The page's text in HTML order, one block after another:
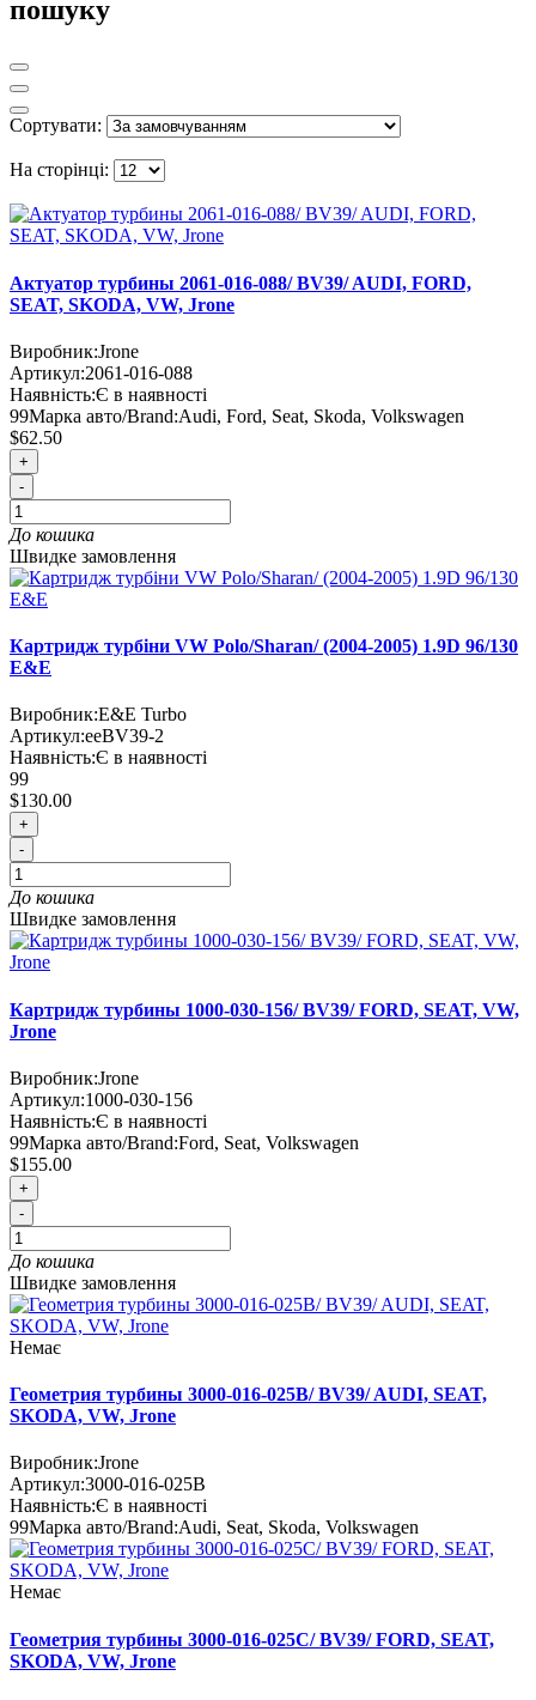
пошуку
Сортувати:
На сторінці:
Актуатор турбины 2061-016-088/ BV39/ AUDI, FORD,
SEAT, SKODA, VW, Jrone
Виробник:Jrone
Артикул:2061-016-088
Наявність:Є в наявності
99Марка авто/Brand:Audi, Ford, Seat, Skoda, Volkswagen
$62.50
+
-
До кошика
Швидке замовлення
Картридж турбіни VW Polo/Sharan/ (2004-2005) 1.9D 96/130
E&E
Виробник:E&E Turbo
Артикул:eeBV39-2
Наявність:Є в наявності
99
$130.00
+
-
До кошика
Швидке замовлення
Картридж турбины 1000-030-156/ BV39/ FORD, SEAT, VW,
Jrone
Виробник:Jrone
Артикул:1000-030-156
Наявність:Є в наявності
99Марка авто/Brand:Ford, Seat, Volkswagen
$155.00
+
-
До кошика
Швидке замовлення
Немає
Геометрия турбины 3000-016-025B/ BV39/ AUDI, SEAT,
SKODA, VW, Jrone
Виробник:Jrone
Артикул:3000-016-025B
Наявність:Є в наявності
99Марка авто/Brand:Audi, Seat, Skoda, Volkswagen
Немає
Геометрия турбины 3000-016-025C/ BV39/ FORD, SEAT,
SKODA, VW, Jrone